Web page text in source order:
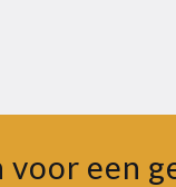
voor een